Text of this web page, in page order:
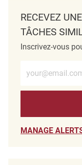
RECEVEZ
TÂCHES
Inscrivez-vous
MANAGE